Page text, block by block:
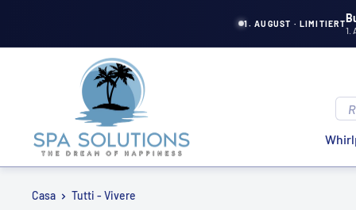
1. AUGUST · LIMITIERT
1.
Casa Tutti - Vivere